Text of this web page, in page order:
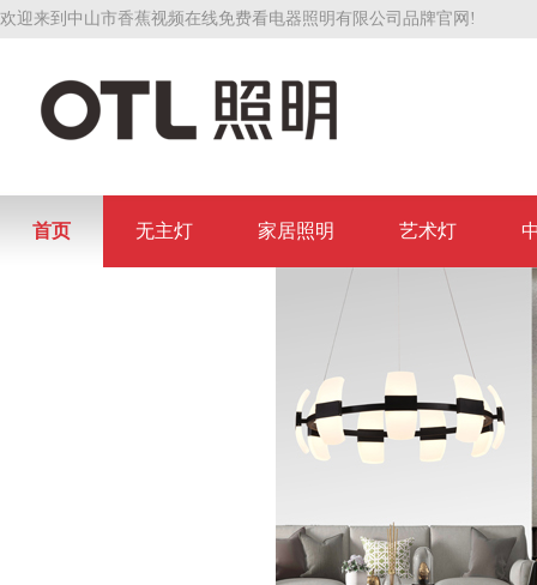
欢迎来到中山市香蕉视频在线免费看电器照明有限公司品牌官网!
首页 无主灯 家居照明 艺术灯